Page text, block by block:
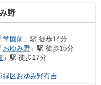
野
「学園前 」駅 徒歩14分
「おゆみ野 」駅 徒歩15分
」駅 徒歩17分
緑区おゆみ野有吉